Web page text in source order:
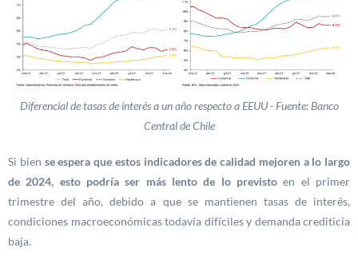
Diferencial de tasas de interés a un año respecto a EEUU - Fuente: Banco
Central de Chile
Si bien se espera que estos indicadores de calidad mejoren a lo largo
de 2024, esto podría ser más lento de lo previsto en el primer
trimestre del año, debido a que se mantienen tasas de interés,
condiciones macroeconómicas todavía difíciles y demanda crediticia
baja.